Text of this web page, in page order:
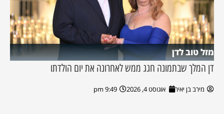
מזל טוב לדן
דן המלך שבתמונה חגג ממש לאחרונה את יום הולדתו
מירב בן יאיר אוגוסט 4, 2026 9:49 pm